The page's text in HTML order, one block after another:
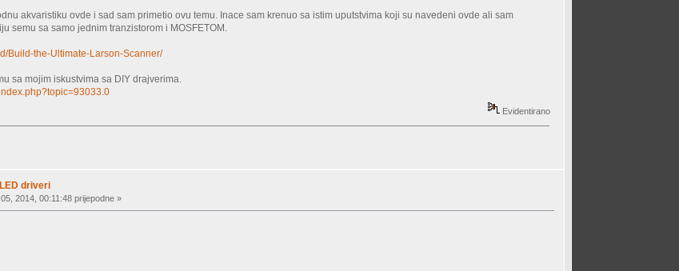
akvaristiku ovde i sad sam primetio ovu temu. Inace sam krenuo sa istim uputstvima koji su navedeni ovde ali sam
semu sa samo jednim tranzistorom i MOSFETOM.
Build-the-Ultimate-Larson-Scanner/
sa mojim iskustvima sa DIY drajverima.
Evidentirano
driveri
2014, 00:11:48 prijepodne »